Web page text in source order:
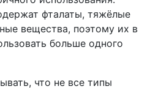
фталаты, тяжёлые
вещества, поэтому их в
больше одного
что не все типы